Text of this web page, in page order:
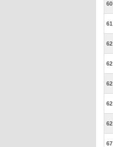
60
61
62
62
62
62
62
67